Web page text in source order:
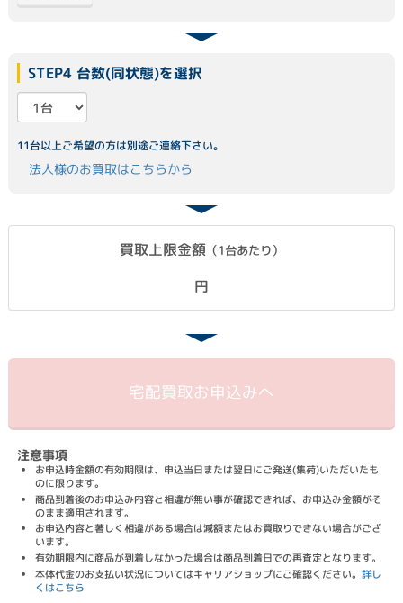
STEP4 台数(同状態)を選択
11台以上ご希望の方は別途ご連絡下さい。
法人様のお買取はこちらから
買取上限金額 （1台あたり）
円
宅配買取お申込みへ
注意事項
お申込時金額の有効期限は、申込当日または翌日にご発送(集荷)いただいたも
のに限ります。
商品到着後のお申込み内容と相違が無い事が確認できれば、お申込み金額がそ
のまま適用されます。
お申込内容と著しく相違がある場合は減額またはお買取りできない場合がござ
います。
有効期限内に商品が到着しなかった場合は商品到着日での再査定となります。
本体代金のお支払い状況についてはキャリアショップにご確認ください。詳し
くはこちら